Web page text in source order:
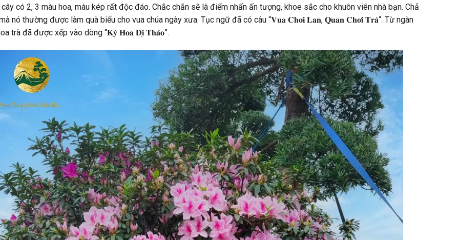
có 2, 3 màu hoa, màu kép rất độc đáo. Chắc chắn sẽ là điểm nhấn ấn tượng, khoe sắc cho khuôn viên nhà bạn. Chả
nó thường được làm quà biếu cho vua chúa ngày xưa. Tục ngữ đã có câu “𝐕𝐮𝐚 𝐂𝐡𝐨̛𝐢 𝐋𝐚𝐧, 𝐐𝐮𝐚𝐧 𝐂𝐡𝐨̛𝐢 𝐓𝐫𝐚̀“. Từ ngàn
trà đã được xếp vào dòng “𝐊𝐲̀ 𝐇𝐨𝐚 𝐃𝐢̣ 𝐓𝐡𝐚̉𝐨”.